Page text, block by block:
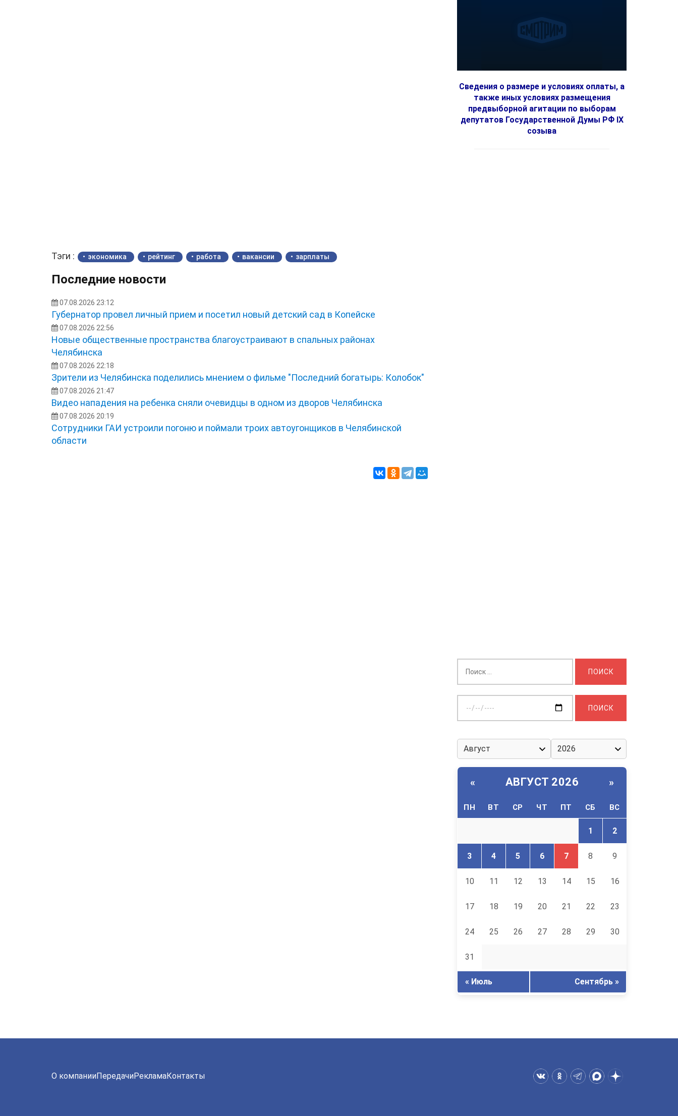
Тэги : экономика рейтинг работа вакансии зарплаты
Последние новости
07.08.2026 23:12
Губернатор провел личный прием и посетил новый детский сад в Копейске
07.08.2026 22:56
Новые общественные пространства благоустраивают в спальных районах
Челябинска
07.08.2026 22:18
Зрители из Челябинска поделились мнением о фильме "Последний богатырь: Колобок"
07.08.2026 21:47
Видео нападения на ребенка сняли очевидцы в одном из дворов Челябинска
07.08.2026 20:19
Сотрудники ГАИ устроили погоню и поймали троих автоугонщиков в Челябинской
области
Сведения о размере и условиях оплаты, а
также иных условиях размещения
предвыборной агитации по выборам
депутатов Государственной Думы РФ IX
созыва
дату:
« АВГУСТ 2026 »
ПН ВТ СР ЧТ ПТ СБ ВС
1 2
3 4 5 6 7 8 9
10 11 12 13 14 15 16
17 18 19 20 21 22 23
24 25 26 27 28 29 30
31
« Июль Сентябрь »
О компанииПередачиРекламаКонтакты